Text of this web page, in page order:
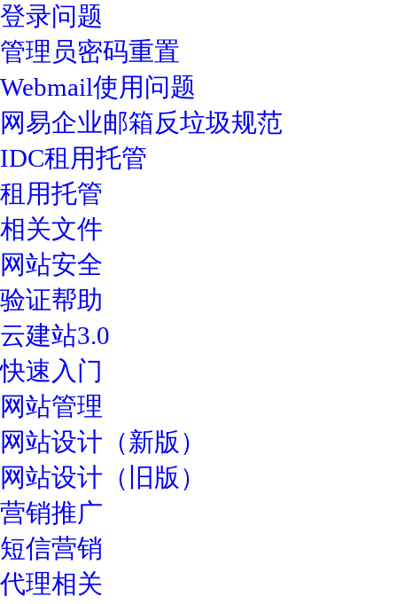
登录问题
管理员密码重置
Webmail使用问题
网易企业邮箱反垃圾规范
IDC租用托管
租用托管
相关文件
网站安全
验证帮助
云建站3.0
快速入门
网站管理
网站设计（新版）
网站设计（旧版）
营销推广
短信营销
代理相关